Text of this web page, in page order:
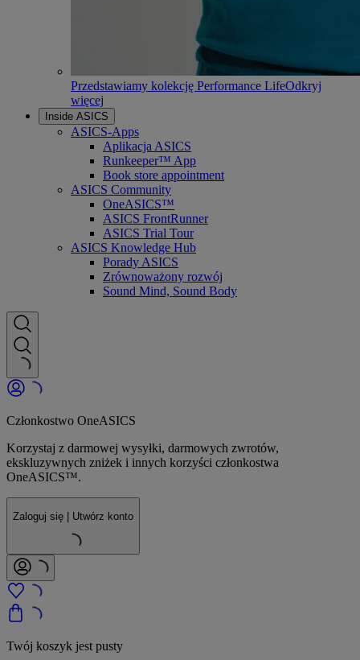
Przedstawiamy kolekcję Performance LifeOdkryj
więcej
Inside ASICS
ASICS-Apps
Aplikacja ASICS
Runkeeper™ App
Book store appointment
ASICS Community
OneASICS™
ASICS FrontRunner
ASICS Trial Tour
ASICS Knowledge Hub
Porady ASICS
Zrównoważony rozwój
Sound Mind, Sound Body
Członkostwo OneASICS
Korzystaj z darmowej wysyłki, darmowych zwrotów,
ekskluzywnych zniżek i innych korzyści członkostwa
OneASICS™.
Zaloguj się | Utwórz konto
Twój koszyk jest pusty